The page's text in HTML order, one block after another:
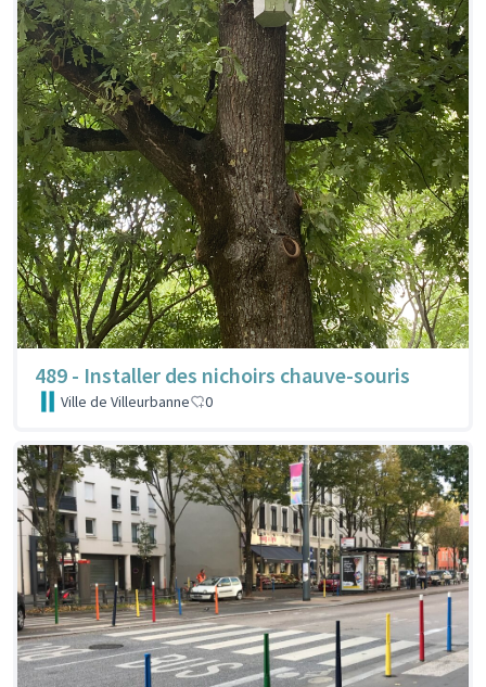
489 - Installer des nichoirs chauve-souris
Ville de Villeurbanne 0